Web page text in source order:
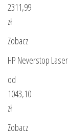
2311,99
zł
Zobacz
HP Neverstop Laser
od
1043,10
zł
Zobacz